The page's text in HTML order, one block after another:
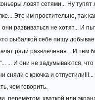
ловят сетями... Ну тупят
Это им простительно, так
развиваться не хотят... И
рыбалкой себе пищу
ради развлечения... И тем
... И они не задумываются,
сняли с крючка и отпустили!!!...
чем говорить.
перемётом, хваткой или